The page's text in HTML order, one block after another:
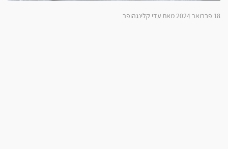
18 פברואר 2024 מאת עדי קלינגהופר